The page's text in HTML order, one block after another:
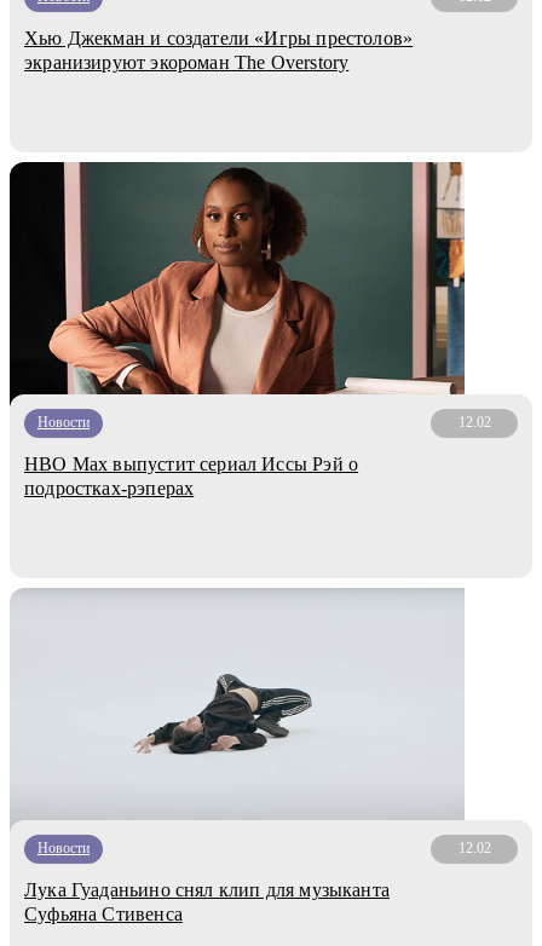
Хью Джекман и создатели «Игры престолов»
экранизируют экороман The Overstory
Новости 12.02
HBO Max выпустит сериал Иссы Рэй о
подростках-рэперах
Новости 12.02
Лука Гуаданьино снял клип для музыканта
Суфьяна Стивенса